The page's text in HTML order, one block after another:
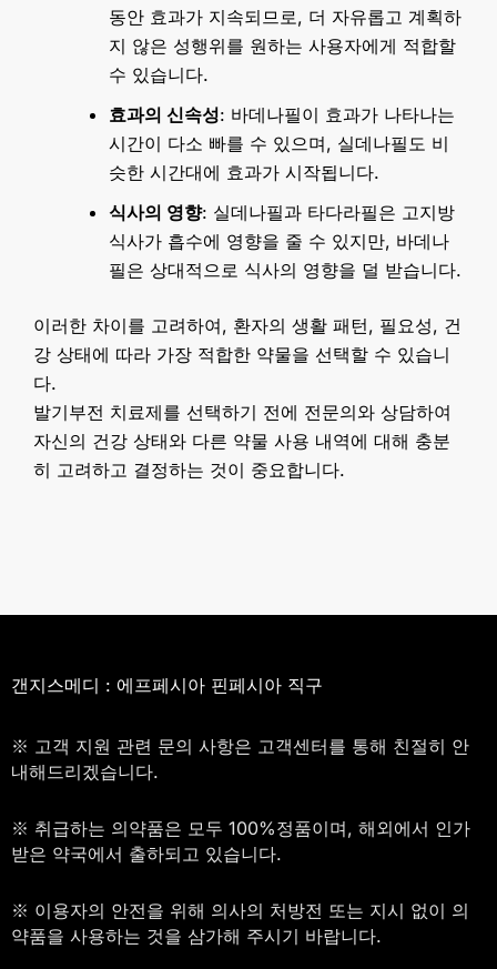
동안 효과가 지속되므로, 더 자유롭고 계획하
지 않은 성행위를 원하는 사용자에게 적합할
수 있습니다.
효과의 신속성: 바데나필이 효과가 나타나는
시간이 다소 빠를 수 있으며, 실데나필도 비
슷한 시간대에 효과가 시작됩니다.
식사의 영향: 실데나필과 타다라필은 고지방
식사가 흡수에 영향을 줄 수 있지만, 바데나
필은 상대적으로 식사의 영향을 덜 받습니다.
이러한 차이를 고려하여, 환자의 생활 패턴, 필요성, 건
강 상태에 따라 가장 적합한 약물을 선택할 수 있습니
다.
발기부전 치료제를 선택하기 전에 전문의와 상담하여
자신의 건강 상태와 다른 약물 사용 내역에 대해 충분
히 고려하고 결정하는 것이 중요합니다.
갠지스메디 : 에프페시아 핀페시아 직구
※ 고객 지원 관련 문의 사항은 고객센터를 통해 친절히 안
내해드리겠습니다.
※ 취급하는 의약품은 모두 100%정품이며, 해외에서 인가
받은 약국에서 출하되고 있습니다.
※ 이용자의 안전을 위해 의사의 처방전 또는 지시 없이 의
약품을 사용하는 것을 삼가해 주시기 바랍니다.